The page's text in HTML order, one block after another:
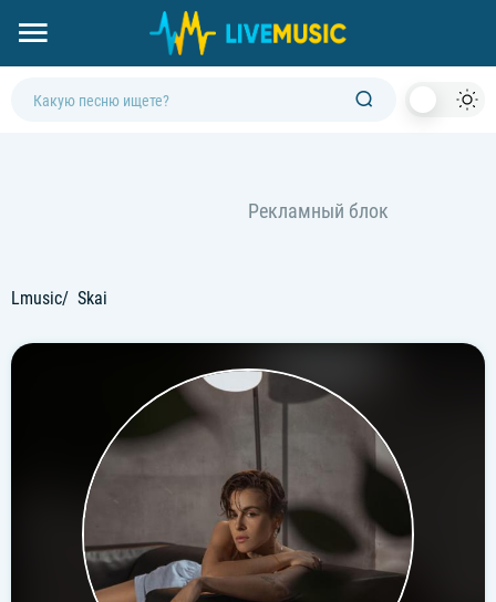
Lmusic Skai